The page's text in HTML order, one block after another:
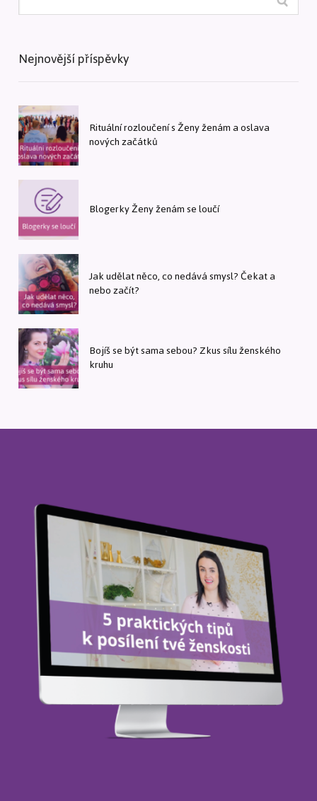
Nejnovější příspěvky
Rituální rozloučení s Ženy ženám a oslava
nových začátků
Blogerky Ženy ženám se loučí
Jak udělat něco, co nedává smysl? Čekat a
nebo začít?
Bojíš se být sama sebou? Zkus sílu ženského
kruhu